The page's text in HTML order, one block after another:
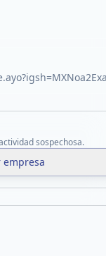
sospechosa.
empresa